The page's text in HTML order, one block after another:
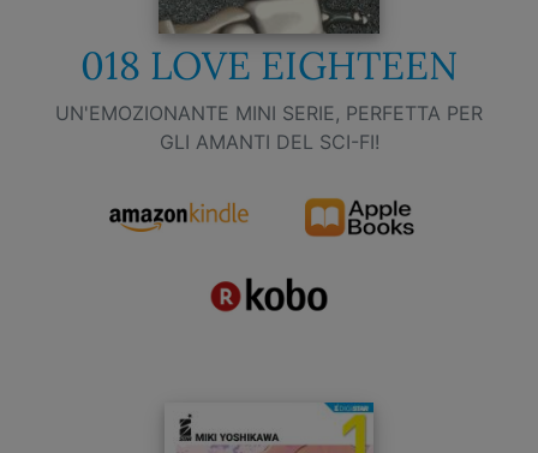
018 LOVE EIGHTEEN
UN'EMOZIONANTE MINI SERIE, PERFETTA PER
GLI AMANTI DEL SCI-FI!